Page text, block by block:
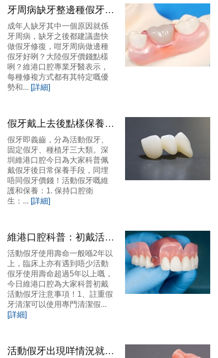
牙周病缺牙整邊種假牙
好？大陸假牙價錢？
成年人缺牙其中一個原因就係
牙周病，缺牙之後都建議盡快
做假牙修復，咁牙周病做邊種
假牙好咧？大陸假牙價錢點樣
咧？維港口腔專業牙醫表示，
每種修複方式都有其特定嘅優
勢和... [詳細]
假牙戴上去後點樣保養？
大陸假牙價錢？
假牙即義齒，分為活動假牙、
固定假牙、種植牙三大類。深
圳維港口腔今日為大家科普佩
戴假牙後日常保養手段，同埋
唔同假牙價錢！活動假牙嘅維
護和保養：1. 保持口腔衛
生：... [詳細]
維港口腔科普：初戴活動
假牙注意事項！大陸假牙
價錢？
活動假牙使用壽命一般喺2年以
上，臨床上亦有遇到唔少活動
假牙使用壽命超過5年以上嘅，
今日維港口腔為大家科普初戴
活動假牙注意事項！1、註重假
牙清潔可以使用專門清潔假...
[詳細]
活動假牙出現咩情況就要